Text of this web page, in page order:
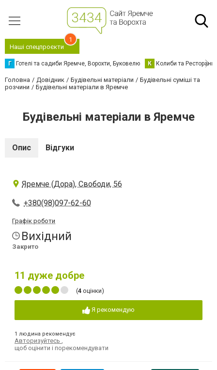
Наші спецпроєкти
1
Г Готелі та садиби Яремче, Ворохти, Буковелю К Колиби та Ресторани
Головна Довідник Будівельні матеріали
Будівельні суміші та
розчини
Будівельні матеріали в Яремче
Будівельні матеріали в Яремче
Опис Відгуки
Яремче (Дора), Свободи, 56
+380(98)097-62-60
Графік роботи
Вихідний
Закрито
11 дуже добре
(4 оцінки)
Я рекомендую
1 людина рекомендує
Авторизуйтесь
щоб оцінити і порекомендувати